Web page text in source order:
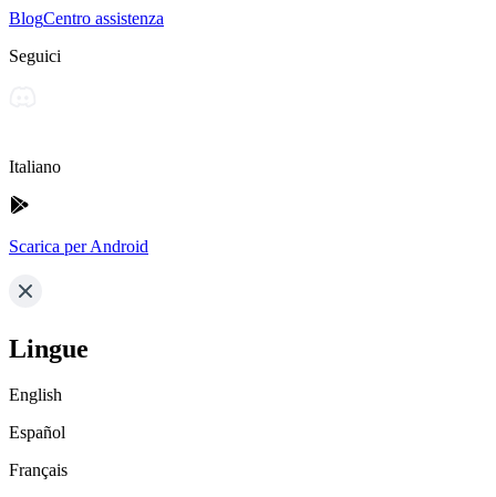
BlogCentro assistenza
Seguici
Italiano
Scarica per Android
Lingue
English
Español
Français